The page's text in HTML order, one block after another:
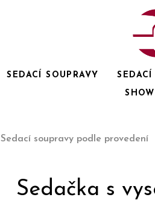
SEDACÍ SOUPRAVY SEDACÍ
Sedací soupravy podle provedení
Sedačka s